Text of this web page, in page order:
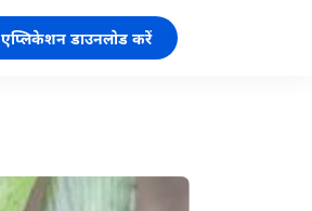
एप्लिकेशन डाउनलोड करें